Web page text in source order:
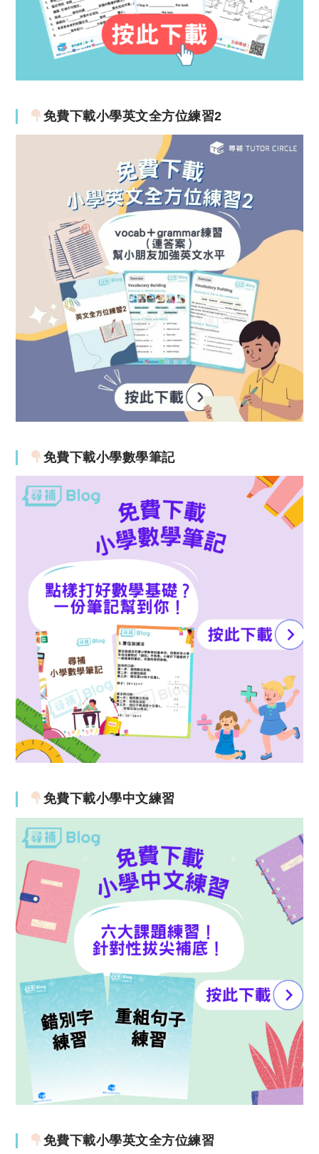
免費下載小學英文全方位練習2
免費下載小學數學筆記
免費下載小學中文練習
免費下載小學英文全方位練習